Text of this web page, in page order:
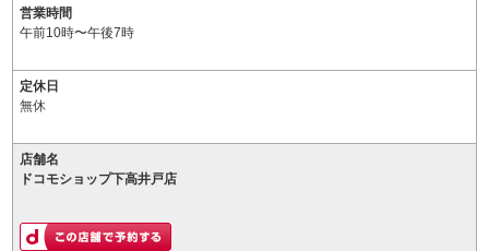
営業時間
午前10時〜午後7時
定休日
無休
店舗名
ドコモショップ下高井戸店